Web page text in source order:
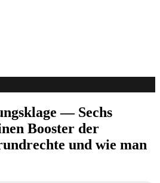
— Sechs
Booster der
und wie man